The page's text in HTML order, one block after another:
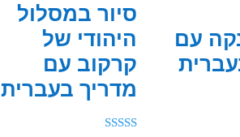
עם
סיור במסלול
היהודי של
קרקוב עם
מדריך בעברית